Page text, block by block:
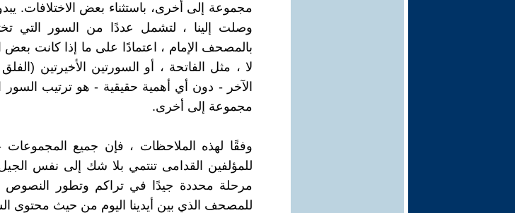
مجموعة إلى أخرى، باستثناء بعض الاختلافات.
وصلت إلينا ، لتشمل عددًا من السور التي
بالمصحف الإمام ، اعتمادًا على ما إذا كانت بعض
لا ، مثل الفاتحة ، أو السورتين الأخيرتين
الآخر - دون أي أهمية حقيقية - هو ترتيب
مجموعة إلى أخرى.
وفقًا لهذه الملاحظات ، فإن جميع
للمؤلفين القدامى تنتمي بلا شك إلى نفس
مرحلة محددة جيدًا في تراكم وتطور النصوص
للمصحف الذي بين أيدينا اليوم من حيث محتوى